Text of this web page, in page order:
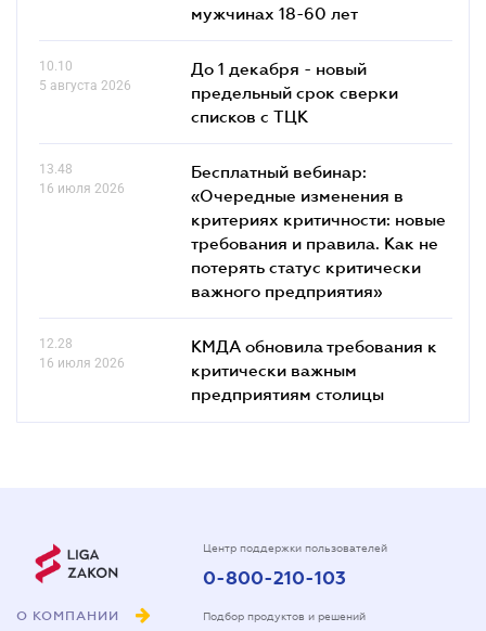
мужчинах 18-60 лет
10.10
5 августа 2026
До 1 декабря - новый
предельный срок сверки
списков c ТЦК
13.48
16 июля 2026
Бесплатный вебинар:
«Очередные изменения в
критериях критичности: новые
требования и правила. Как не
потерять статус критически
важного предприятия»
12.28
16 июля 2026
КМДА обновила требования к
критически важным
предприятиям столицы
О КОМПАНИИ
Центр поддержки пользователей
0-800-210-103
Подбор продуктов и решений